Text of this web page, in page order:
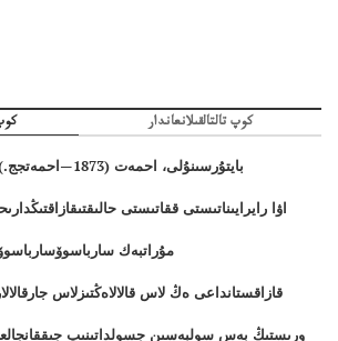
كوپ تالتالقىلانعاندار
بايتۇرسىنۇلى، احمەت (1873—احمەتجج.)(1873—1938جج)
اۋا رايرايىناتىستى ققاتىستى
مۇراتبەك
قازاقستانداعى ەڭ لاس قالالاەڭتىزلاس
ورىستىڭ بەس سولبەسىن جسولداتىنىپ